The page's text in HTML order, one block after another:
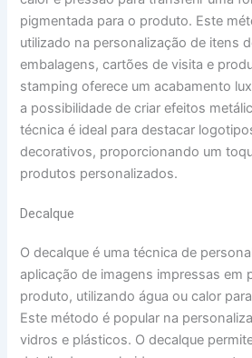
pigmentada para o produto. Este
utilizado na personalização de itens
embalagens, cartões de visita e
stamping oferece um acabamento
a possibilidade de criar efeitos
técnica é ideal para destacar
decorativos, proporcionando um
produtos personalizados.
Decalque
O decalque é uma técnica de
aplicação de imagens impressas em
produto, utilizando água ou calor
Este método é popular na
vidros e plásticos. O decalque